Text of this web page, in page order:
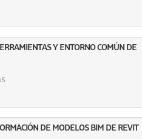
Y ENTORNO COMÚN DE
DE MODELOS BIM DE REVIT